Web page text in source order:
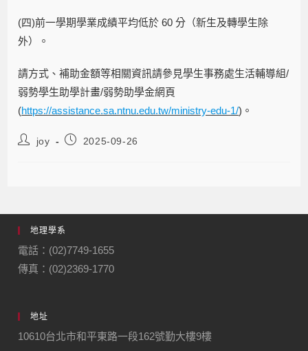
(四)前一學期學業成績平均低於 60 分（新生及轉學生除
外）。
請方式、補助金額等相關資訊請參見學生事務處生活輔導組/
弱勢學生助學計畫/弱勢助學金網頁
(https://assistance.sa.ntnu.edu.tw/ministry-edu-1/)。
joy 2025-09-26
地理學系
電話：(02)7749-1655
傳真：(02)2369-1770
地址
10610台北市和平東路一段162號勤大樓9樓